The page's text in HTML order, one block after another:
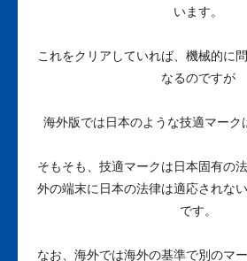
います。
これをクリアしていれば、機械的に
なるのですが
海外版では日本のような技適マーク
そもそも、技適マークは日本固有の
外の端末に日本の法律は適応されな
です。
なお、海外では海外の基準で別のマ